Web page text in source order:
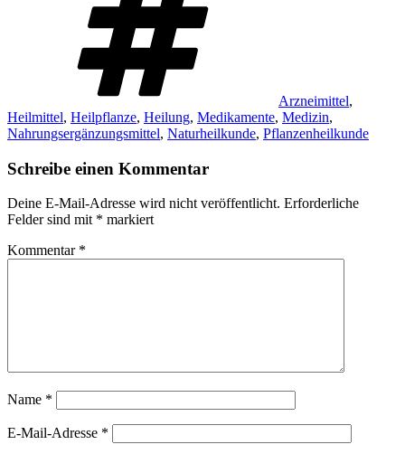
Arzneimittel,
Heilmittel, Heilpflanze, Heilung, Medikamente, Medizin,
Nahrungsergänzungsmittel, Naturheilkunde, Pflanzenheilkunde
Schreibe einen Kommentar
Deine E-Mail-Adresse wird nicht veröffentlicht. Erforderliche
Felder sind mit * markiert
Kommentar *
Name *
E-Mail-Adresse *